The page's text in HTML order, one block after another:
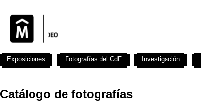
Catálogo de fotografías
Exposiciones Fotografías del CdF Investigación